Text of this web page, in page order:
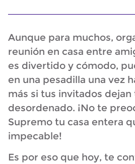
Aunque para muchos,
reunión en casa entre
es divertido y cómodo,
en una pesadilla una vez
más si tus invitados dejan
desordenado. ¡No te
Supremo tu casa entera
impecable!
Es por eso que hoy, te